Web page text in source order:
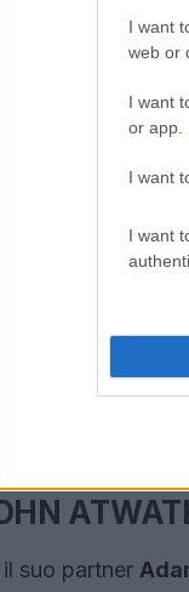
I want
web or
I want
or app.
I want
I want
suo partner